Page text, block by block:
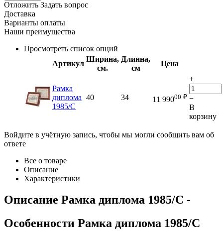
Отложить Задать вопрос
Доставка
Варианты оплаты
Наши преимущества
Просмотреть список опций
Артикул
Ширина,
см.
Длинна,
см
Цена
Рамка
диплома
1985/С
40 34 11 99000 ₽
+
−
В
корзину
Войдите в учётную запись, чтобы мы могли сообщить вам об
ответе
Все о товаре
Описание
Характеристики
Описание Рамка диплома 1985/С -
Особенности Рамка диплома 1985/С